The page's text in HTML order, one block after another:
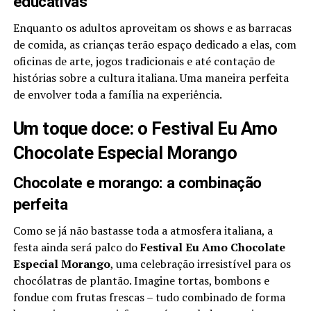
Enquanto os adultos aproveitam os shows e as barracas
de comida, as crianças terão espaço dedicado a elas, com
oficinas de arte, jogos tradicionais e até contação de
histórias sobre a cultura italiana. Uma maneira perfeita
de envolver toda a família na experiência.
Um toque doce: o Festival Eu Amo
Chocolate Especial Morango
Chocolate e morango: a combinação
perfeita
Como se já não bastasse toda a atmosfera italiana, a
festa ainda será palco doFestival Eu Amo Chocolate
Especial Morango, uma celebração irresistível para os
chocólatras de plantão. Imagine tortas, bombons e
fondue com frutas frescas – tudo combinado de forma